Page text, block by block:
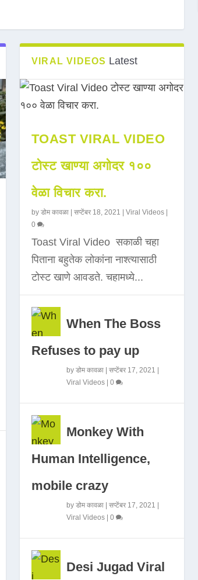
VIRAL VIDEOS Latest
TOAST VIRAL VIDEO
टोस्ट खाण्या अगोदर १००
वेळा विचार करा.
by डोम कावळा| सप्टेंबर 18, 2021 Viral Videos|
0
Toast Viral Video सकाळी चहा
पिताना बहुतेक लोकांना नाश्त्यासाठी
टोस्ट खाणे आवडते. चहामध्ये...
When The Boss
Refuses to pay up
by डोम कावळा| सप्टेंबर 17, 2021
Viral Videos| 0
Monkey With
Human Intelligence,
mobile crazy
by डोम कावळा| सप्टेंबर 17, 2021
Viral Videos| 0
Desi Jugad Viral